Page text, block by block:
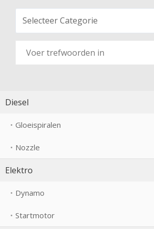
Diesel
Gloeispiralen
Nozzle
Elektro
Dynamo
Startmotor